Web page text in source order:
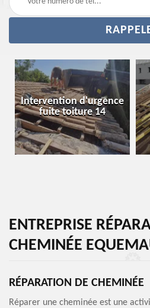
Intervention d'urgence
fuite toiture 14
ENTREPRISE
CHEMINÉE
RÉPARATION DE CHEMINÉE
Réparer une cheminée est une